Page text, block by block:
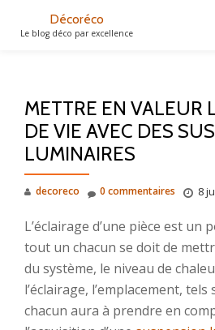
Décoréco
Le blog déco par excellence
METTRE EN VALEUR
DE VIE AVEC DES
LUMINAIRES
decoreco 8
0 commentaires
L’éclairage d’une pièce est
tout un chacun se doit de
du système, le niveau de
l’éclairage, l’emplacement,
chacun aura à prendre en